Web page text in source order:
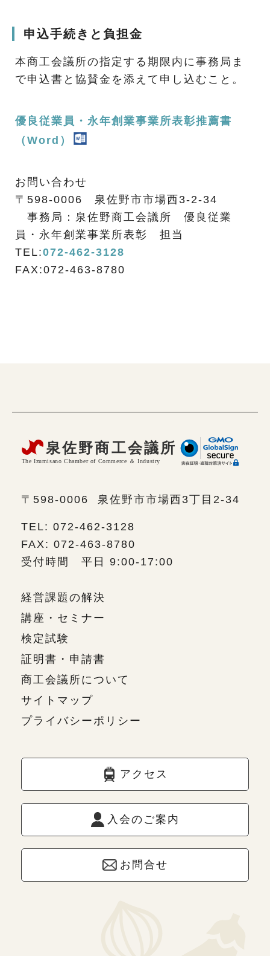
申込手続きと負担金
本商工会議所の指定する期限内に事務局ま
で申込書と協賛金を添えて申し込むこと。
優良従業員・永年創業事業所表彰推薦書
（Word）
お問い合わせ
〒598-0006 泉佐野市市場西3-2-34
事務局：泉佐野商工会議所 優良従業
員・永年創業事業所表彰 担当
TEL:072-462-3128
FAX:072-463-8780
〒598-0006 泉佐野市市場西3丁目2-34
TEL: 072-462-3128
FAX: 072-463-8780
受付時間 平日 9:00-17:00
経営課題の解決
講座・セミナー
検定試験
証明書・申請書
商工会議所について
サイトマップ
プライバシーポリシー
アクセス
入会のご案内
お問合せ